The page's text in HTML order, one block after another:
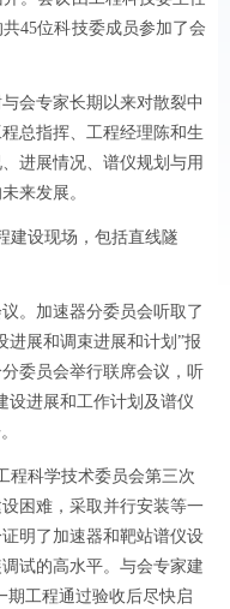
45位科技委成员参加了会
会专家长期以来对散裂中
总指挥、工程经理陈和生
进展情况、谱仪规划与用
来发展。
设现场，包括直线隧
。加速器分委员会听取了
进展和调束进展和计划”报
委员会举行联席会议，听
设进展和工作计划及谱仪
科学技术委员会第三次
困难，采取并行安装等一
明了加速器和靶站谱仪设
试的高水平。与会专家建
期工程通过验收后尽快启